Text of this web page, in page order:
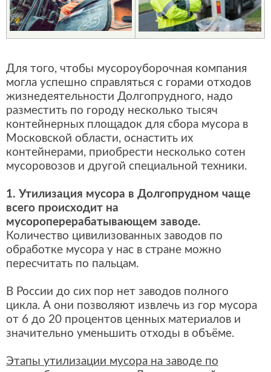
Для того, чтобы мусороуборочная компания
могла успешно справляться с горами отходов
жизнедеятельности Долгопрудного, надо
разместить по городу несколько тысяч
контейнерных площадок для сбора мусора в
Московской области, оснастить их
контейнерами, приобрести несколько сотен
мусоровозов и другой специальной техники.
1. Утилизация мусора в Долгопрудном чаще
всего происходит на
мусороперерабатывающем заводе.
Количество цивилизованных заводов по
обработке мусора у нас в стране можно
пересчитать по пальцам.
В России до сих пор нет заводов полного
цикла. А они позволяют извлечь из гор мусора
от 6 до 20 процентов ценных материалов и
значительно уменьшить отходы в объёме.
Этапы утилизации мусора на заводе по